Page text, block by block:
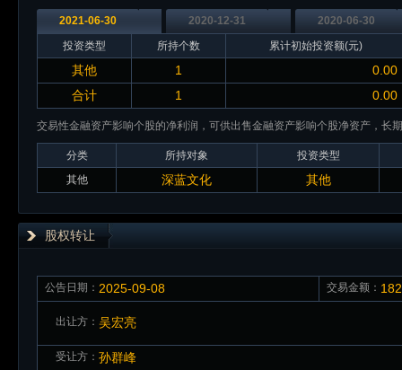
2021-06-30 2020-12-31
2020-06-30
投资类型
所持个数 累计初始投资额(元)
其他 1
0.00
合计
1 0.00
交易性金融资产影响个股的净利润，可供出售金融资产影响个股净资产，
分类 所持对象
投资类型
其他
深蓝文化 其他
股权转让
公告日期： 2025-09-08 交易金额：
出让方： 吴宏亮
受让方： 孙群峰